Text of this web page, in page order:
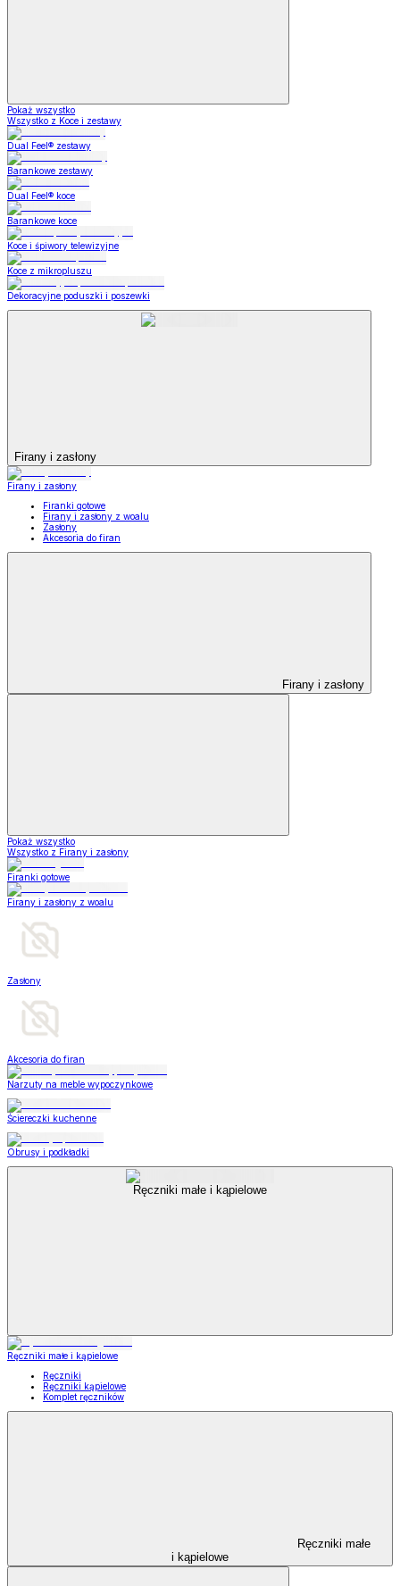
Pokaż wszystko
Wszystko z Koce i zestawy
Dual Feel® zestawy
Barankowe zestawy
Dual Feel® koce
Barankowe koce
Koce i śpiwory telewizyjne
Koce z mikropluszu
Dekoracyjne poduszki i poszewki
Firany i zasłony
Firany i zasłony
Firanki gotowe
Firany i zasłony z woalu
Zasłony
Akcesoria do firan
Firany i zasłony
Pokaż wszystko
Wszystko z Firany i zasłony
Firanki gotowe
Firany i zasłony z woalu
Zasłony
Akcesoria do firan
Narzuty na meble wypoczynkowe
Ściereczki kuchenne
Obrusy i podkładki
Ręczniki małe i kąpielowe
Ręczniki małe i kąpielowe
Ręczniki
Ręczniki kąpielowe
Komplet ręczników
Ręczniki małe
i kąpielowe